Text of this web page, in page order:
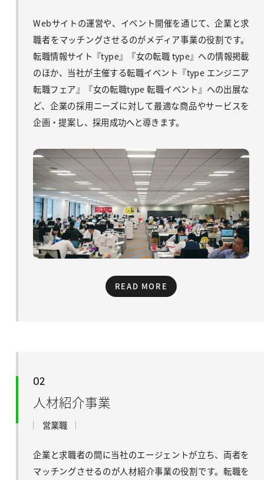
Webサイトの運営や、イベント開催を通じて、企業と求
職者をマッチングさせるのがメディア事業の役割です。
転職情報サイト『type』『女の転職 type』への情報掲載
のほか、当社が主催する転職イベント『type エンジニア
転職フェア』『女の転職type 転職イベント』への出展な
ど、企業の採用ニーズに対して最適な商品やサービスを
企画・提案し、採用成功へと導きます。
READ MORE
02
人材紹介事業
営業職
企業と求職者の間に当社のエージェントが立ち、両者を
マッチングさせるのが人材紹介事業の役割です。転職を